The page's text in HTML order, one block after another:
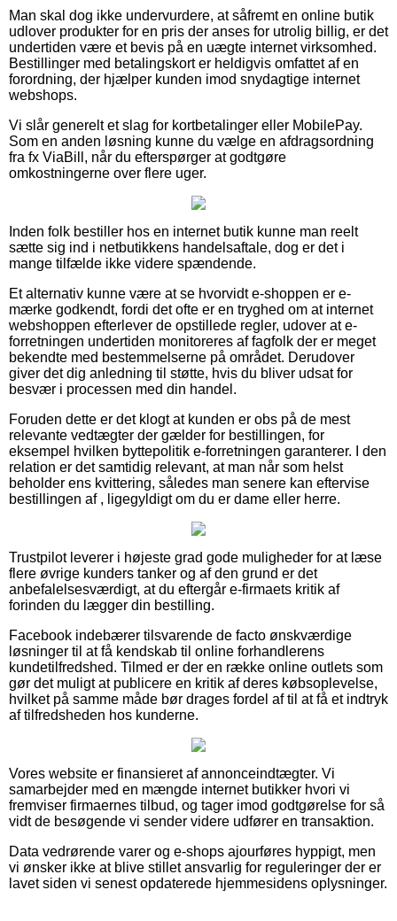
Man skal dog ikke undervurdere, at såfremt en online butik
udlover produkter for en pris der anses for utrolig billig, er det
undertiden være et bevis på en uægte internet virksomhed.
Bestillinger med betalingskort er heldigvis omfattet af en
forordning, der hjælper kunden imod snydagtige internet
webshops.
Vi slår generelt et slag for kortbetalinger eller MobilePay.
Som en anden løsning kunne du vælge en afdragsordning
fra fx ViaBill, når du efterspørger at godtgøre
omkostningerne over flere uger.
Inden folk bestiller hos en internet butik kunne man reelt
sætte sig ind i netbutikkens handelsaftale, dog er det i
mange tilfælde ikke videre spændende.
Et alternativ kunne være at se hvorvidt e-shoppen er e-
mærke godkendt, fordi det ofte er en tryghed om at internet
webshoppen efterlever de opstillede regler, udover at e-
forretningen undertiden monitoreres af fagfolk der er meget
bekendte med bestemmelserne på området. Derudover
giver det dig anledning til støtte, hvis du bliver udsat for
besvær i processen med din handel.
Foruden dette er det klogt at kunden er obs på de mest
relevante vedtægter der gælder for bestillingen, for
eksempel hvilken byttepolitik e-forretningen garanterer. I den
relation er det samtidig relevant, at man når som helst
beholder ens kvittering, således man senere kan eftervise
bestillingen af , ligegyldigt om du er dame eller herre.
Trustpilot leverer i højeste grad gode muligheder for at læse
flere øvrige kunders tanker og af den grund er det
anbefalelsesværdigt, at du eftergår e-firmaets kritik af
forinden du lægger din bestilling.
Facebook indebærer tilsvarende de facto ønskværdige
løsninger til at få kendskab til online forhandlerens
kundetilfredshed. Tilmed er der en række online outlets som
gør det muligt at publicere en kritik af deres købsoplevelse,
hvilket på samme måde bør drages fordel af til at få et indtryk
af tilfredsheden hos kunderne.
Vores website er finansieret af annonceindtægter. Vi
samarbejder med en mængde internet butikker hvori vi
fremviser firmaernes tilbud, og tager imod godtgørelse for så
vidt de besøgende vi sender videre udfører en transaktion.
Data vedrørende varer og e-shops ajourføres hyppigt, men
vi ønsker ikke at blive stillet ansvarlig for reguleringer der er
lavet siden vi senest opdaterede hjemmesidens oplysninger.